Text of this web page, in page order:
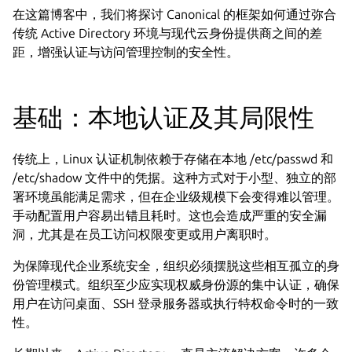
在这篇博客中，我们将探讨 Canonical 的框架如何通过弥合
传统 Active Directory 环境与现代云身份提供商之间的差
距，增强认证与访问管理控制的安全性。
基础：本地认证及其局限性
传统上，Linux 认证机制依赖于存储在本地 /etc/passwd 和
/etc/shadow 文件中的凭据。这种方式对于小型、独立的部
署环境虽能满足需求，但在企业级规模下会变得难以管理。
手动配置用户容易出错且耗时。这也会造成严重的安全漏
洞，尤其是在员工访问权限变更或用户离职时。
为保障现代企业系统安全，组织必须摆脱这些相互孤立的身
份管理模式。组织至少应实现权威身份源的集中认证，确保
用户在访问桌面、SSH 登录服务器或执行特权命令时的一致
性。